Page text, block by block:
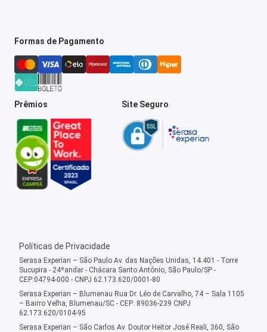
Formas de Pagamento
Prêmios Site Seguro
Políticas de Privacidade
Serasa Experian – São Paulo Av. das Nações Unidas, 14.401 - Torre
Sucupira - 24ºandar - Chácara Santo Antônio, São Paulo/SP -
CEP:04794-000 - CNPJ 62.173.620/0001-80
Serasa Experian – Blumenau Rua Dr. Léo de Carvalho, 74 – Sala 1105
– Bairro Velha, Blumenau/SC - CEP: 89036-239 CNPJ
62.173.620/0104-95
Serasa Experian – São Carlos Av. Doutor Heitor José Reali, 360, São